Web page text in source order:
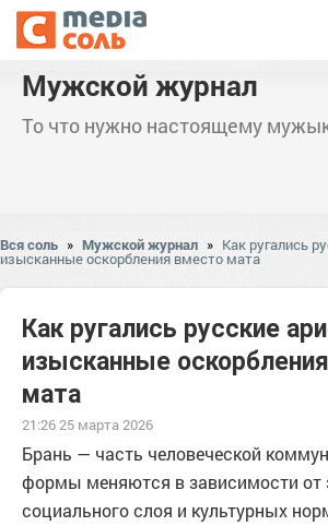
Мужской журнал
То что нужно настоящему
Вся соль » Мужской журнал » Как ругались
изысканные оскорбления вместо мата
Как ругались русские
изысканные
мата
21:26 25 марта 2026
Брань — часть человеческой
формы меняются в зависимости от
социального слоя и культурных